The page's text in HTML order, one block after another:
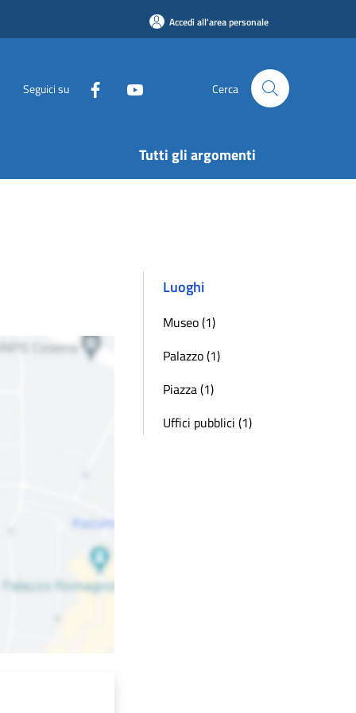
Accedi all'area personale
Seguici su Cerca
Tutti gli argomenti
Luoghi
Museo (1)
Palazzo (1)
Piazza (1)
Uffici pubblici (1)